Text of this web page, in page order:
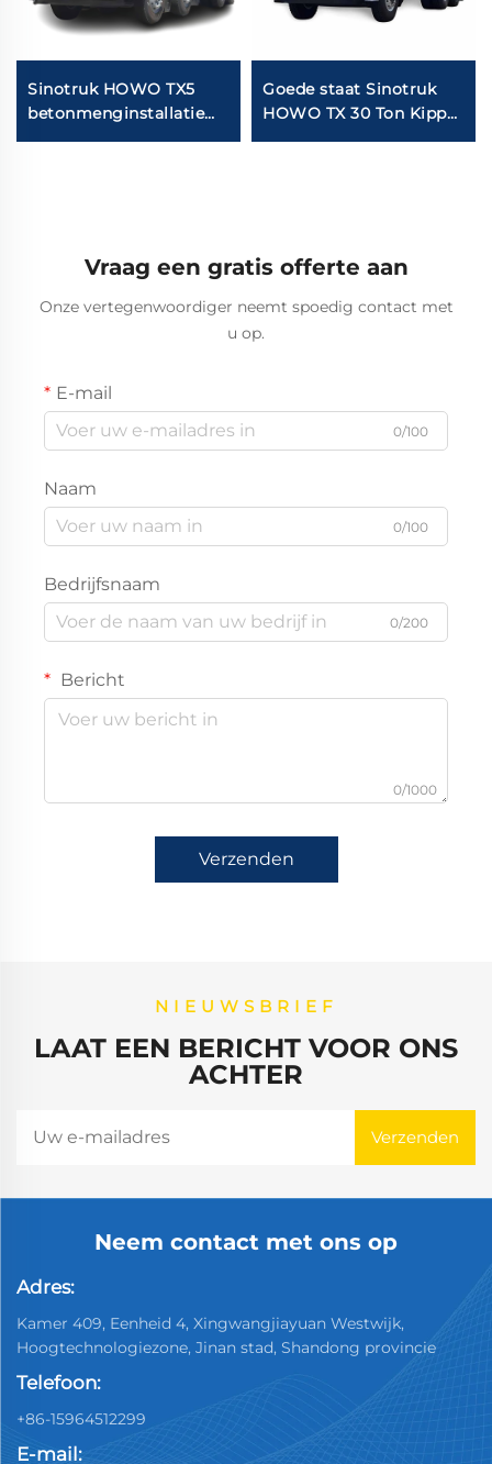
Sinotruk HOWO TX5
betonmenginstallatie
truck
Goede staat Sinotruk
HOWO TX 30 Ton Kipper
10 Banden
Vraag een gratis offerte aan
Onze vertegenwoordiger neemt spoedig contact met
u op.
E-mail
0/100
Naam
0/100
Bedrijfsnaam
0/200
Bericht
0/1000
Verzenden
NIEUWSBRIEF
LAAT EEN BERICHT VOOR ONS
ACHTER
Neem contact met ons op
Adres:
Kamer 409, Eenheid 4, Xingwangjiayuan Westwijk,
Hoogtechnologiezone, Jinan stad, Shandong provincie
Telefoon:
+86-15964512299
E-mail: